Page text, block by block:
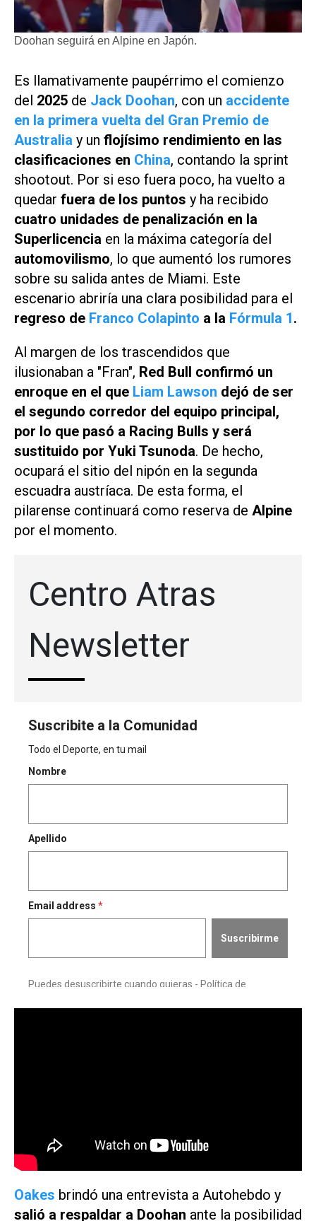
Doohan seguirá en Alpine en Japón.
Es llamativamente paupérrimo el comienzo
del 2025 de Jack Doohan, con un accidente
en la primera vuelta del Gran Premio de
Australia y un flojísimo rendimiento en las
clasificaciones en China, contando la sprint
shootout. Por si eso fuera poco, ha vuelto a
quedar fuera de los puntos y ha recibido
cuatro unidades de penalización en la
Superlicencia en la máxima categoría del
automovilismo, lo que aumentó los rumores
sobre su salida antes de Miami. Este
escenario abriría una clara posibilidad para el
regreso de Franco Colapinto a la Fórmula 1.
Al margen de los trascendidos que
ilusionaban a "Fran", Red Bull confirmó un
enroque en el que Liam Lawson dejó de ser
el segundo corredor del equipo principal,
por lo que pasó a Racing Bulls y será
sustituido por Yuki Tsunoda. De hecho,
ocupará el sitio del nipón en la segunda
escuadra austríaca. De esta forma, el
pilarense continuará como reserva de Alpine
por el momento.
Oakes brindó una entrevista a Autohebdo y
salió a respaldar a Doohan ante la posibilidad